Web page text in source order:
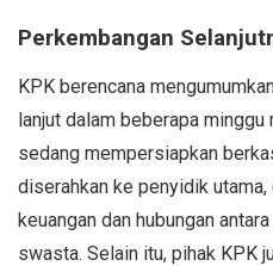
Perkembangan
KPK berencana
lanjut dalam beberapa
sedang mempersiapkan
diserahkan ke penyidik
keuangan dan hubungan
swasta. Selain itu, pihak KPK